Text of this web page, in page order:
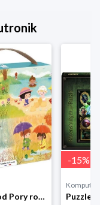
Puzzle Janod Pory roku w walizce 36 elementów
-15%